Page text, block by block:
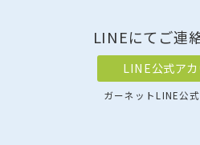
LINEにてご連
LINE公式アカ
ガーネットLINE公